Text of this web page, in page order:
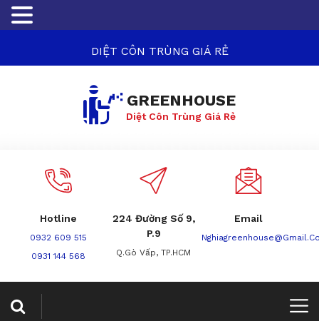
DIỆT CÔN TRÙNG GIÁ RẺ
GREENHOUSE
Diệt Côn Trùng Giá Rẻ
Hotline
0932 609 515
0931 144 568
224 Đường Số 9,
P.9
Q.Gò Vấp, TP.HCM
Email